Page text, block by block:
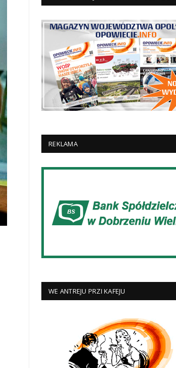
REKLAMA
WE ANTREJU PRZI KAFEJU